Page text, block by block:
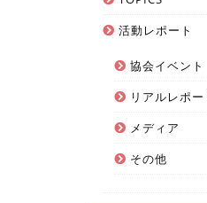
活動レポート
協会イベント
リアルレポー
メディア
その他